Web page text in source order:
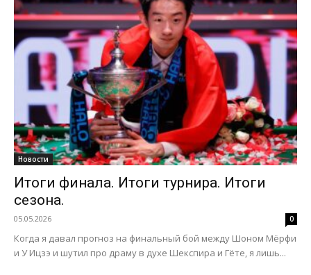
Новости
Итоги финала. Итоги турнира. Итоги
сезона.
05.05.2026 0
Когда я давал прогноз на финальный бой между Шоном Мёрфи
и У Ицзэ и шутил про драму в духе Шекспира и Гёте, я лишь...